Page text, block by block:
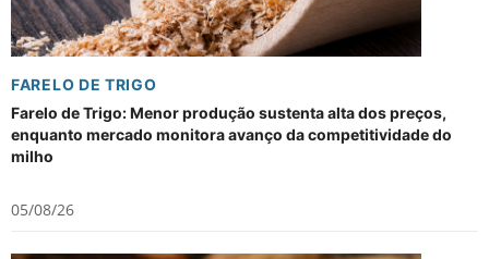
FARELO DE TRIGO
Farelo de Trigo: Menor produção sustenta alta dos preços,
enquanto mercado monitora avanço da competitividade do
milho
05/08/26